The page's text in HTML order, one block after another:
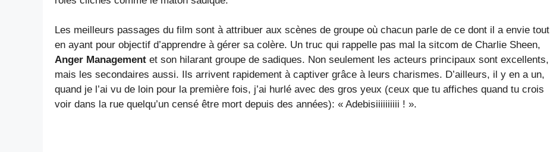
Les meilleurs passages du film sont à attribuer aux scènes de groupe où chacun parle de ce dont il a envie tout
en ayant pour objectif d’apprendre à gérer sa colère. Un truc qui rappelle pas mal la sitcom de Charlie Sheen,
Anger Management et son hilarant groupe de sadiques. Non seulement les acteurs principaux sont excellents,
mais les secondaires aussi. Ils arrivent rapidement à captiver grâce à leurs charismes. D’ailleurs, il y en a un,
quand je l’ai vu de loin pour la première fois, j’ai hurlé avec des gros yeux (ceux que tu affiches quand tu crois
voir dans la rue quelqu’un censé être mort depuis des années): « Adebisiiiiiiiiii ! ».